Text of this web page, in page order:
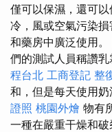
僅可以保濕，還可
冷，風或空氣污染
和藥房中廣泛使用。
們的測試人員稱讚
程台北 工商登記 整
和，但是每天使用
證照 桃園外燴 物有
一種在嚴重干燥和